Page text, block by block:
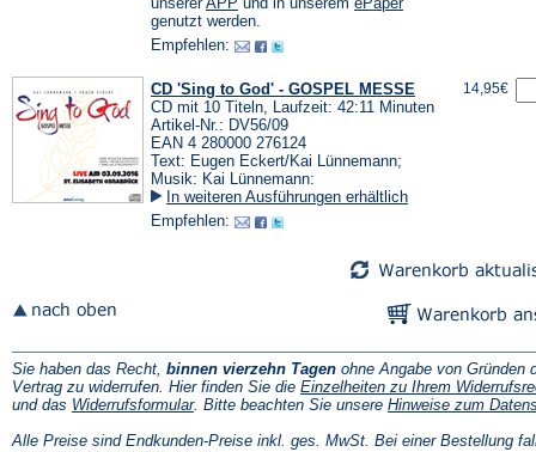
neuen
in
neuen
genutzt werden.
Empfehlen:
CD 'Sing to God' - GOSPEL MESSE
CD mit 10 Titeln, Laufzeit: 42:11 Minuten
Artikel-Nr.: DV56/09
EAN 4 280000 276124
Text: Eugen Eckert/Kai Lünnemann;
Musik: Kai Lünnemann:
In weiteren Ausführungen erhältlich
Empfehlen:
14,95€
Sie haben das Recht, binnen vierzehn Tagen ohne Angabe von Gründen
Vertrag zu widerrufen. Hier finden Sie die Einzelheiten zu Ihrem
und das Widerrufsformular(Öffnet
einem
. Bitte beachten Sie unsere Hinweise zum
Alle Preise sind Endkunden-Preise inkl. ges. MwSt. Bei einer Bestellung